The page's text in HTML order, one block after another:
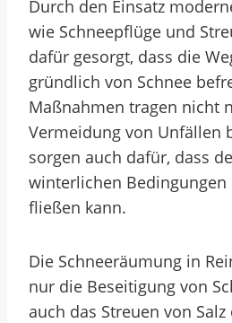
Durch den Einsatz
wie Schneepflüge und
dafür gesorgt, dass die
gründlich von Schnee
Maßnahmen tragen nicht
Vermeidung von Unfällen
sorgen auch dafür, dass
winterlichen Bedingungen
fließen kann.
Die Schneeräumung in
nur die Beseitigung von
auch das Streuen von